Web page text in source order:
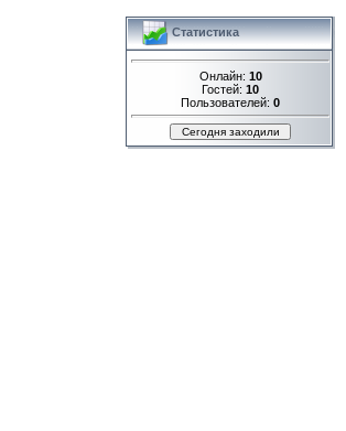
Статистика
Онлайн: 10
Гостей: 10
Пользователей: 0